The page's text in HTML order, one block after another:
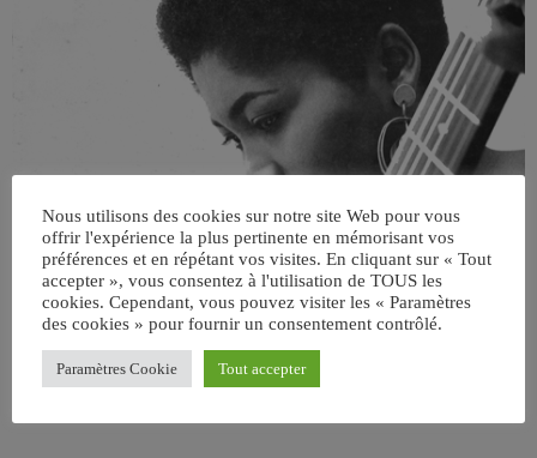
Nous utilisons des cookies sur notre site Web pour vous
offrir l'expérience la plus pertinente en mémorisant vos
préférences et en répétant vos visites. En cliquant sur « Tout
accepter », vous consentez à l'utilisation de TOUS les
cookies. Cependant, vous pouvez visiter les « Paramètres
des cookies » pour fournir un consentement contrôlé.
Paramètres Cookie Tout accepter